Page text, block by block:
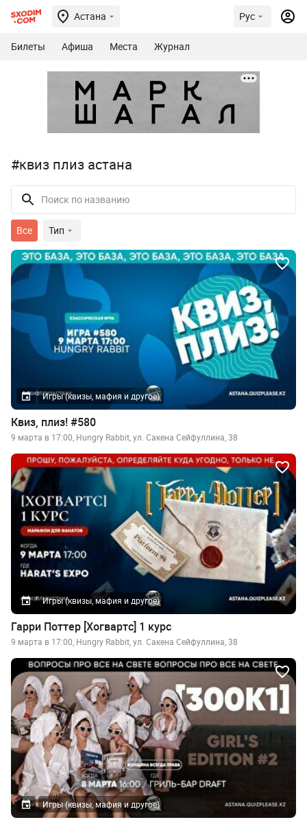
Астана Рус
Билеты Афиша Места Журнал
#квиз плиз астана
Все Тип
Игры (квизы, мафия и другое)
Квиз, плиз! #580
9 марта в 17:00, Hungry Rabbit, ул. Сакена Сейфуллина, 38
Игры (квизы, мафия и другое)
Гарри Поттер [Хогвартс] 1 курс
9 марта в 17:00, Hungry Rabbit, ул. Сакена Сейфуллина, 38
Игры (квизы, мафия и другое)